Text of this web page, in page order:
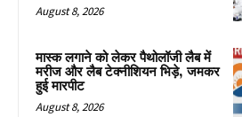
August 8, 2026
मास्क लगाने को लेकर पैथोलॉजी लैब में
मरीज और लैब टेक्नीशियन भिड़े, जमकर
हुई मारपीट
August 8, 2026